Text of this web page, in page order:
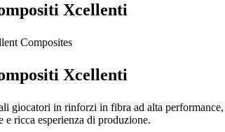
Xcellenti
Xcellenti
giocatori in rinforzi in fibra ad alta
e ricca esperienza di produzione.